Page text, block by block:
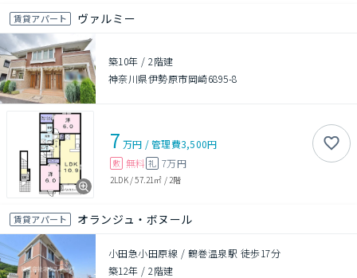
賃貸アパート ヴァルミー
築10年 /2階建
神奈川県伊勢原市岡崎6895-8
7 万円 /管理費3,500円
敷 無料 礼 7万円
2LDK/57.21㎡ / 2階
賃貸アパート オランジュ・ボヌール
小田急小田原線 / 鶴巻温泉駅 徒歩17分
築12年 /2階建